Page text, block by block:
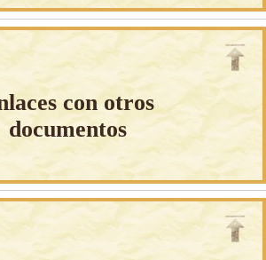
con otros
documentos